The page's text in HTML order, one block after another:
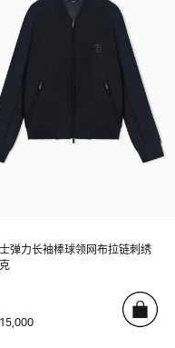
弹力长袖棒球领网布拉链刺绣